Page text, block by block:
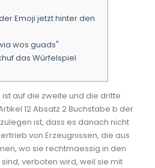
Emoji jetzt hinter den
wos guads"
das Würfelspiel
auf die zweite und die dritte
12 Absatz 2 Buchstabe b der
ist, dass es danach nicht
von Erzeugnissen, die aus
wo sie rechtmaessig in den
verboten wird, weil sie mit